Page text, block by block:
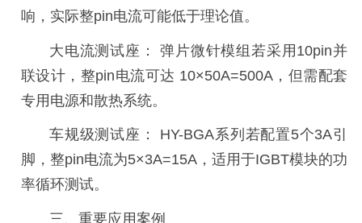
响，实际整pin电流可能低于理论值。
大电流测试座： 弹片微针模组若采用 10pin并
联设计，整pin电流可达 10×50A=500A，但需配套
专用电源和散热系统。
车规级测试座：
HY-BGA系列若配置5个3A引
脚，整pin电流为5×3A=15A，适用于IGBT模块的功
率循环测试。
三、重要应用案例